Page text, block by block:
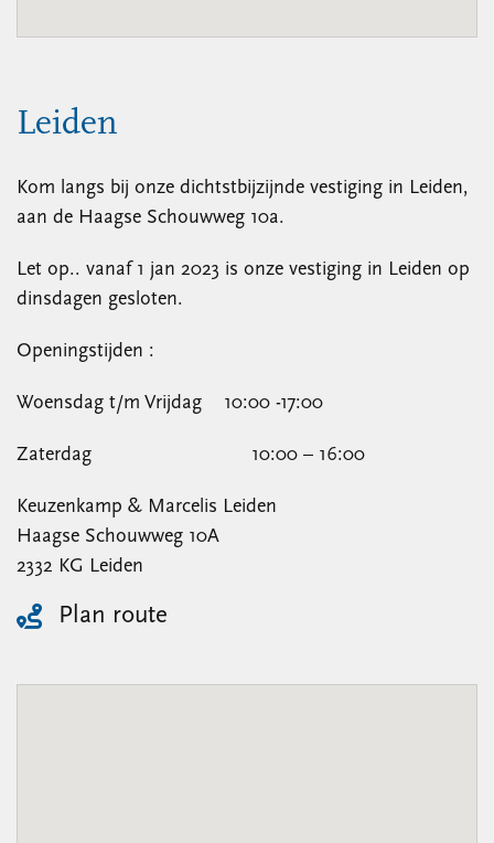
Leiden
Kom langs bij onze dichtstbijzijnde vestiging in Leiden,
aan de Haagse Schouwweg 10a.
Let op.. vanaf 1 jan 2023 is onze vestiging in Leiden op
dinsdagen gesloten.
Openingstijden :
Woensdag t/m Vrijdag 10:00 -17:00
Zaterdag 10:00 – 16:00
Keuzenkamp & Marcelis Leiden
Haagse Schouwweg 10A
2332 KG Leiden
Plan route